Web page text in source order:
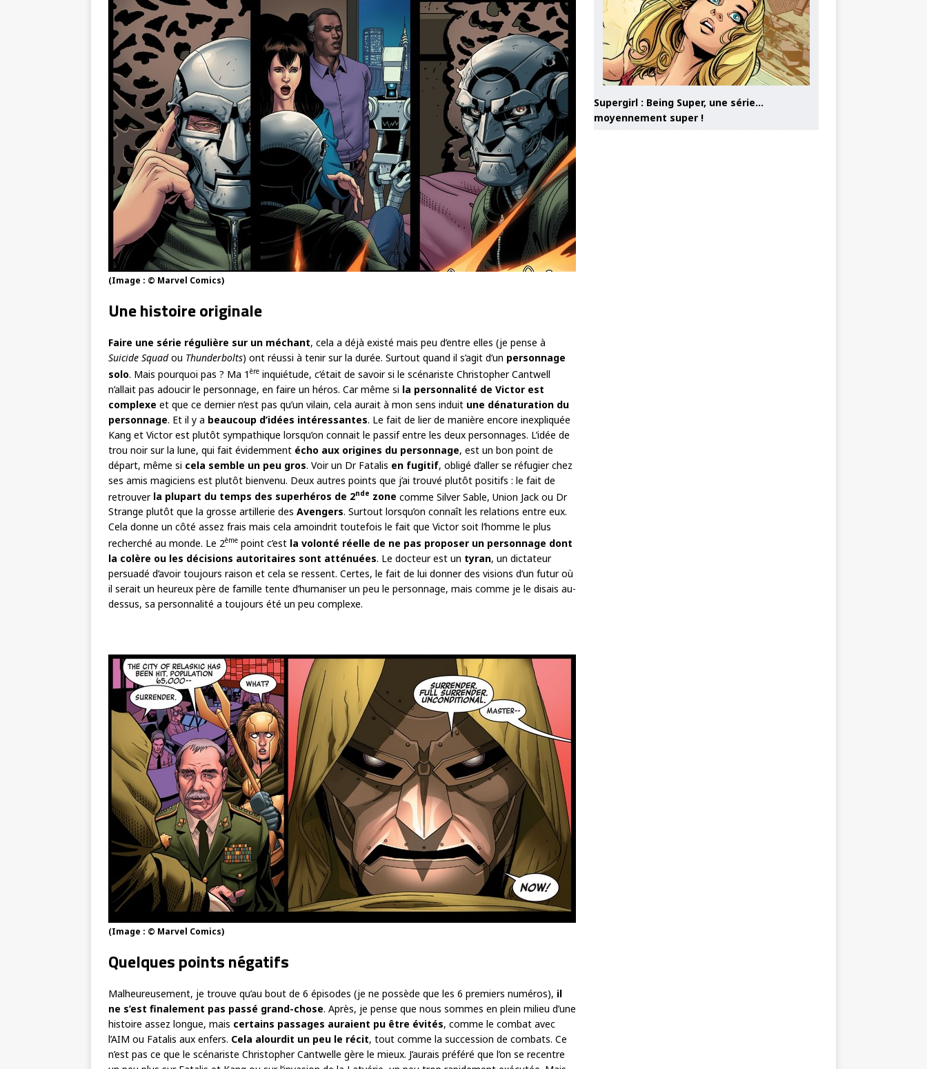
(Image : © Marvel Comics)
Une histoire originale
Faire une série régulière sur un méchant, cela a déjà existé mais peu d’entre elles (je pense à
Suicide Squadou Thunderbolts) ont réussi à tenir sur la durée. Surtout quand il s’agit d’un personnage
solo. Mais pourquoi pas ? Ma 1 ère inquiétude, c’était de savoir si le scénariste Christopher Cantwell
n’allait pas adoucir le personnage, en faire un héros. Car même si la personnalité de Victor est
complexe et que ce dernier n’est pas qu’un vilain, cela aurait à mon sens induit une dénaturation du
personnage. Et il y a beaucoup d’idées intéressantes. Le fait de lier de manière encore inexpliquée
Kang et Victor est plutôt sympathique lorsqu’on connait le passif entre les deux personnages. L’idée de
trou noir sur la lune, qui fait évidemment écho aux origines du personnage, est un bon point de
départ, même si cela semble un peu gros. Voir un Dr Fatalis en fugitif, obligé d’aller se réfugier chez
ses amis magiciens est plutôt bienvenu. Deux autres points que j’ai trouvé plutôt positifs : le fait de
retrouver la plupart du temps des superhéros de 2nde zone comme Silver Sable, Union Jack ou Dr
Strange plutôt que la grosse artillerie des Avengers. Surtout lorsqu’on connaît les relations entre eux.
Cela donne un côté assez frais mais cela amoindrit toutefois le fait que Victor soit l’homme le plus
recherché au monde. Le 2ème point c’est la volonté réelle de ne pas proposer un personnage dont
la colère ou les décisions autoritaires sont atténuées. Le docteur est un tyran, un dictateur
persuadé d’avoir toujours raison et cela se ressent. Certes, le fait de lui donner des visions d’un futur où
il serait un heureux père de famille tente d’humaniser un peu le personnage, mais comme je le disais au-
dessus, sa personnalité a toujours été un peu complexe.
(Image : © Marvel Comics)
Quelques points négatifs
Malheureusement, je trouve qu’au bout de 6 épisodes (je ne possède que les 6 premiers numéros), il
ne s’est finalement pas passé grand-chose. Après, je pense que nous sommes en plein milieu d’une
histoire assez longue, mais certains passages auraient pu être évités, comme le combat avec
l’AIM ou Fatalis aux enfers. Cela alourdit un peu le récit, tout comme la succession de combats. Ce
n’est pas ce que le scénariste Christopher Cantwelle gère le mieux. J’aurais préféré que l’on se recentre
Supergirl : Being Super, une série…
moyennement super !